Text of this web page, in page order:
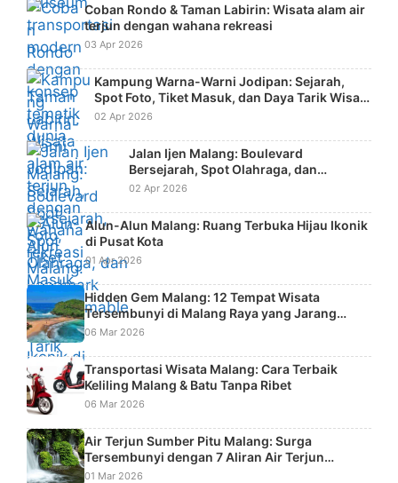
Coban Rondo & Taman Labirin: Wisata alam air
terjun dengan wahana rekreasi
03 Apr 2026
Kampung Warna-Warni Jodipan: Sejarah,
Spot Foto, Tiket Masuk, dan Daya Tarik Wisata
Kreatif
02 Apr 2026
Jalan Ijen Malang: Boulevard
Bersejarah, Spot Olahraga, dan
Landmark Instagramable Kota
02 Apr 2026
Alun-Alun Malang: Ruang Terbuka Hijau Ikonik
di Pusat Kota
01 Apr 2026
Hidden Gem Malang: 12 Tempat Wisata
Tersembunyi di Malang Raya yang Jarang
Diketahui Wisatawan
06 Mar 2026
Transportasi Wisata Malang: Cara Terbaik
Keliling Malang & Batu Tanpa Ribet
06 Mar 2026
Air Terjun Sumber Pitu Malang: Surga
Tersembunyi dengan 7 Aliran Air Terjun
Bertingkat
01 Mar 2026